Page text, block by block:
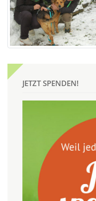
JETZT SPENDEN!